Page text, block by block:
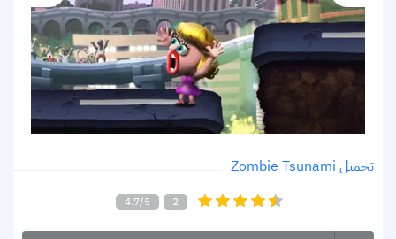
تحميل Zombie Tsunami
4.7/5 2